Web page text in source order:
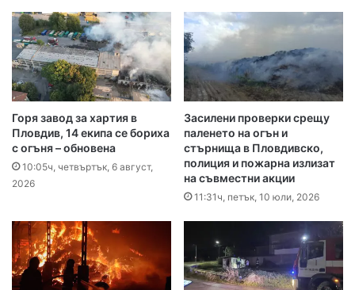
Горя завод за хартия в
Пловдив, 14 екипа се бориха
с огъня – обновена
10:05ч, четвъртък, 6 август,
2026
Засилени проверки срещу
паленето на огън и
стърнища в Пловдивско,
полиция и пожарна излизат
на съвместни акции
11:31ч, петък, 10 юли, 2026